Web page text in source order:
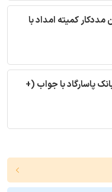
کمیته امداد با
پاسارگاد با جواب (+